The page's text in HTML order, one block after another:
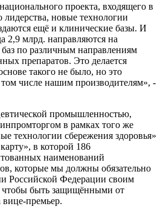
проекта, входящего в
лидерства, новые технологии
ещё и клинические базы. И
2,9 млрд. направляются на
по различным направлениям
препаратов. Это делается
такого не было, но это
числе нашим производителям», -
промышленностью,
в рамках того же
технологии сбережения здоровья»
в которой 186
наименований
которые мы должны обязательно
Российской Федерации своим
чтобы быть защищёнными от
вице-премьер.